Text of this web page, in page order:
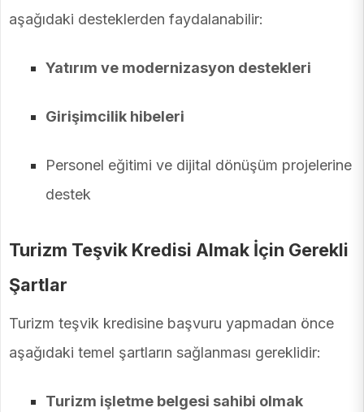
aşağıdaki desteklerden faydalanabilir:
Yatırım ve modernizasyon destekleri
Girişimcilik hibeleri
Personel eğitimi ve dijital dönüşüm projelerine
destek
Turizm Teşvik Kredisi Almak İçin Gerekli
Şartlar
Turizm teşvik kredisine başvuru yapmadan önce
aşağıdaki temel şartların sağlanması gereklidir:
Turizm işletme belgesi sahibi olmak